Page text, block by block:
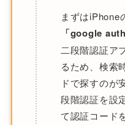
まずはiPhone
「google
二段階認証ア
るため、検索
ドで探すのが
段階認証を設
て認証コード